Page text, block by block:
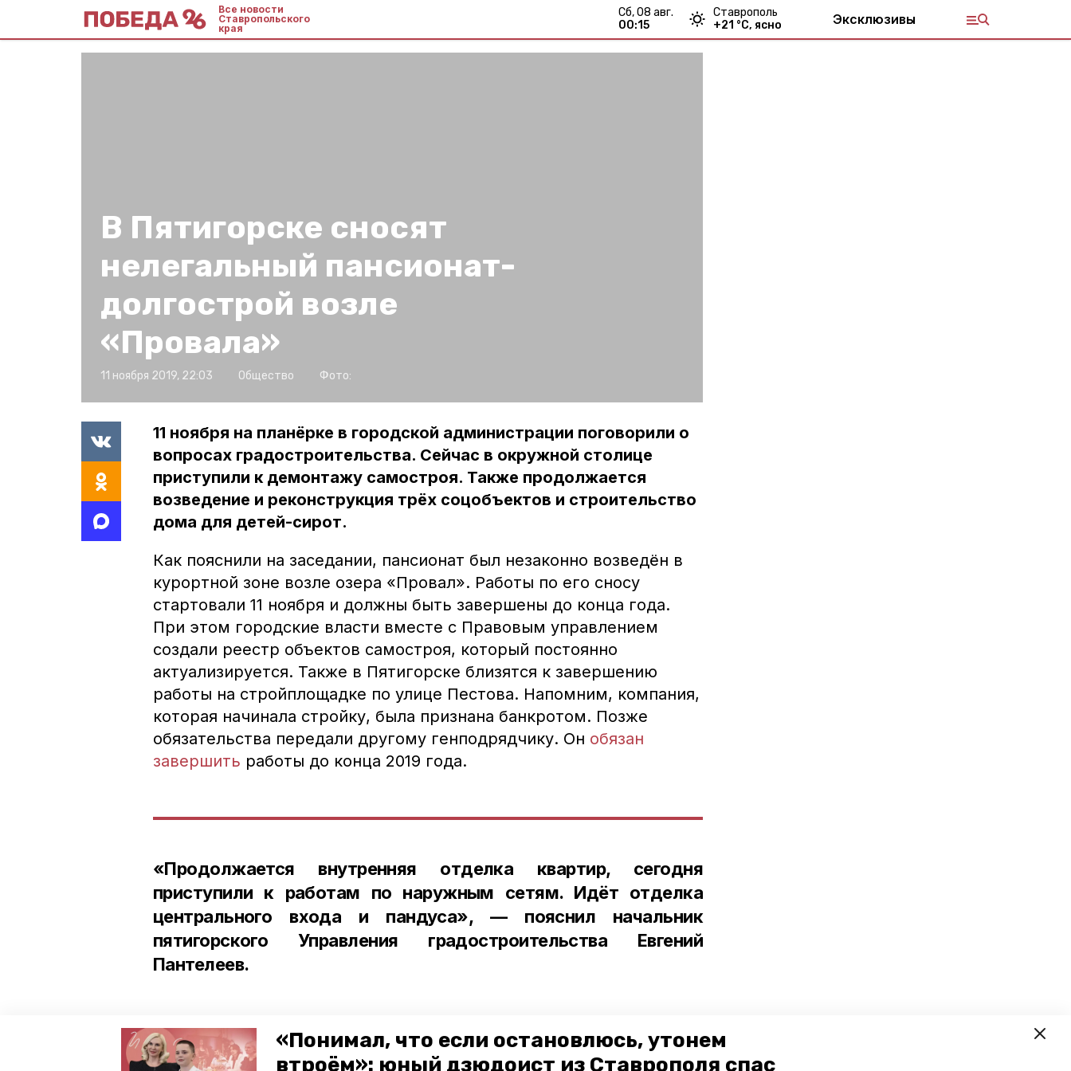
«Понимал, что если остановлюсь, утонем
втроём»: юный дзюдоист из Ставрополя спас
Все новости
Ставропольского
края
сб, 08 авг.
00:15
Ставрополь
+21 °С, ясно Эксклюзивы
В Пятигорске сносят
нелегальный пансионат-
долгострой возле
«Провала»
11 ноября 2019, 22:03 Общество Фото:
11 ноября на планёрке в городской администрации поговорили о
вопросах градостроительства. Сейчас в окружной столице
приступили к демонтажу самостроя. Также продолжается
возведение и реконструкция трёх соцобъектов и строительство
дома для детей-сирот.
Как пояснили на заседании, пансионат был незаконно возведён в
курортной зоне возле озера «Провал». Работы по его сносу
стартовали 11 ноября и должны быть завершены до конца года.
При этом городские власти вместе с Правовым управлением
создали реестр объектов самостроя, который постоянно
актуализируется. Также в Пятигорске близятся к завершению
работы на стройплощадке по улице Пестова. Напомним, компания,
которая начинала стройку, была признана банкротом. Позже
обязательства передали другому генподрядчику. Он обязан
завершить работы до конца 2019 года.
«Продолжается внутренняя отделка квартир, сегодня
приступили к работам по наружным сетям. Идёт отделка
центрального входа и пандуса», — пояснил начальник
пятигорского Управления градостроительства Евгений
Пантелеев.
Также в окружной столице возводят три соцобъекта — детсад в